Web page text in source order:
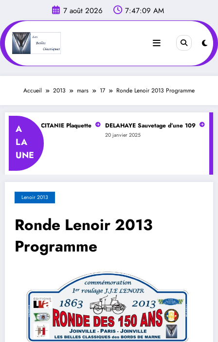
contenu
7 août 2026 7:47:10 AM
Accueil 2013 mars 17 Ronde Lenoir 2013 Programme
A
LA
UNE
OCCITANIE Plaquette DELAHAYE Sauvetage d’une 109
20 janvier 2025
Lenoir 2013
Ronde Lenoir 2013
Programme